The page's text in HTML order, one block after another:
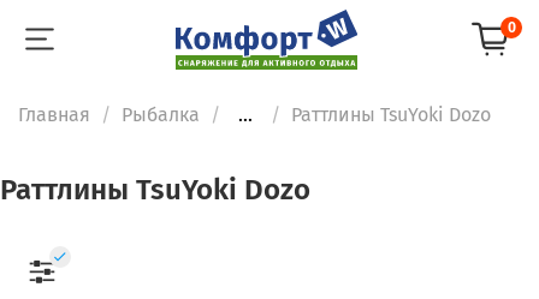
0
Главная Рыбалка ... Раттлины TsuYoki Dozo
Раттлины TsuYoki Dozo